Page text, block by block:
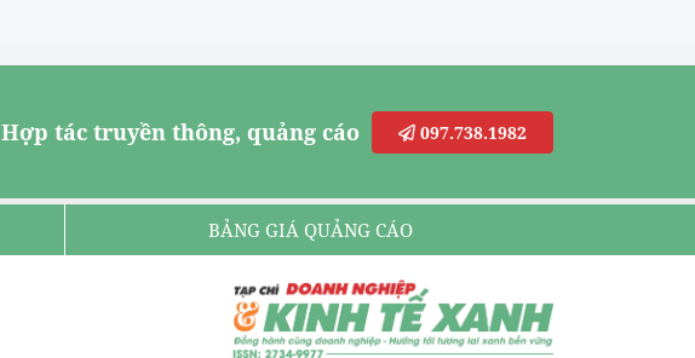
Hợp tác truyền thông, quảng cáo 097.738.1982
BẢNG GIÁ QUẢNG CÁO